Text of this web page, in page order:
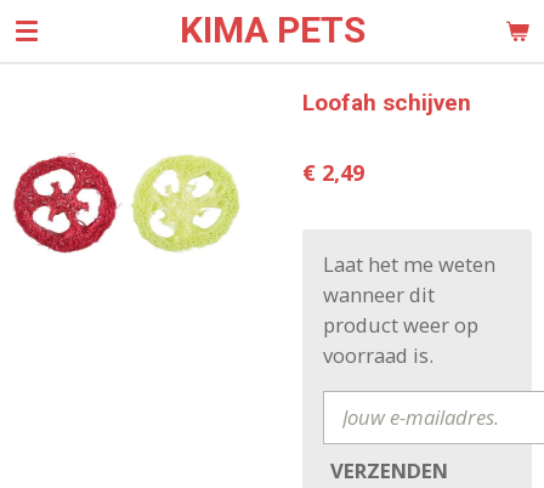
Ga
direct
hoofdinhoud
KIMA PETS
Loofah schijven
€ 2,49
Laat het me weten
wanneer dit
product weer op
voorraad is.
VERZENDEN